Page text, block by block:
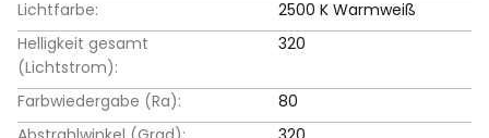
Lichtfarbe:
2500 K Warmweiß
Helligkeit gesamt
(Lichtstrom):
320
Farbwiedergabe (Ra):
80